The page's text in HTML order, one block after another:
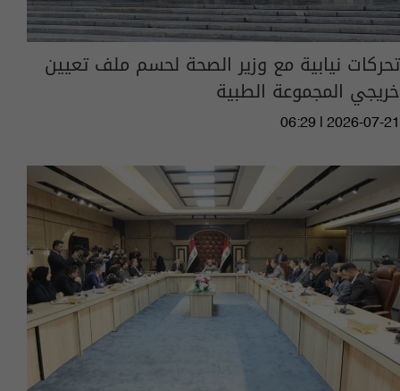
تحركات نيابية مع وزير الصحة لحسم ملف تعيين
خريجي المجموعة الطبية
06:29 | 2026-07-21